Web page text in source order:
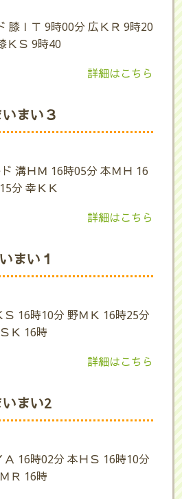
膝ＩＴ 9時00分 広ＫＲ 9時20
ＫＳ 9時40
詳細はこちら
まい３
溝ＨＭ 16時05分 本ＭＨ 16
分 幸ＫＫ
詳細はこちら
まい１
16時10分 野ＭＫ 16時25分
Ｋ 16時
詳細はこちら
まい2
16時02分 本ＨＳ 16時10分
Ｒ 16時